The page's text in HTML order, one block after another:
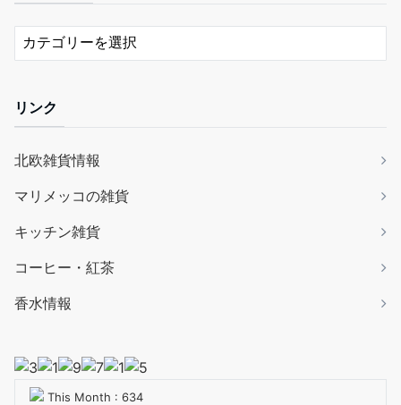
リンク
北欧雑貨情報
マリメッコの雑貨
キッチン雑貨
コーヒー・紅茶
香水情報
This Month : 634